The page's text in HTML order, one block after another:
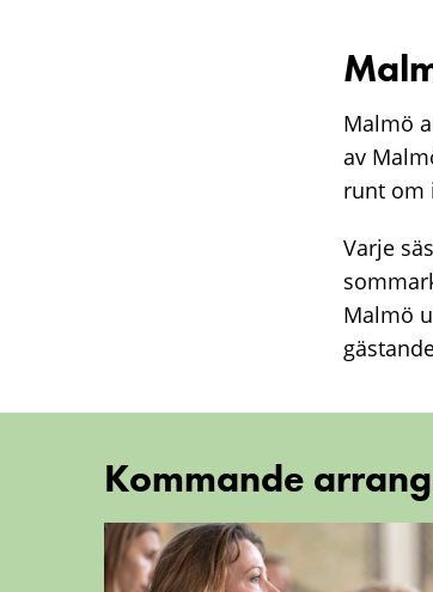
Malmö
av
runt om
Varje
Malmö
Kommande